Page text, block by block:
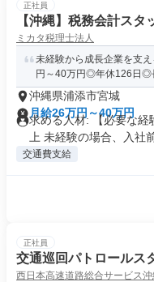
正社員
【沖縄】税務会計スタ
ミカタ税理士法人
未経験から成長企業を支
円～40万円◎年休126日◎
沖縄県浦添市宮城
月給26万円～40万円
求める人材: 【必要な経
上 未経験の場合、入社前
交通費支給
正社員
交通巡回パトロールス
西日本高速道路総合サービス